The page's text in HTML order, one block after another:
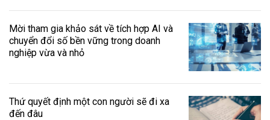
Mời tham gia khảo sát về tích hợp AI và
chuyển đổi số bền vững trong doanh
nghiệp vừa và nhỏ
Thứ quyết định một con người sẽ đi xa
đến đâu